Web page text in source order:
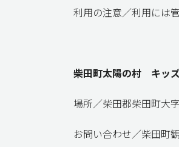
利用の注意／利用には
柴田町太陽の村 キッ
場所／柴田郡柴田町大
お問い合わせ／柴田